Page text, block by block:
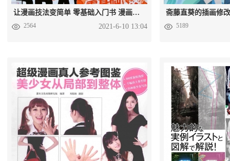
让漫画技法变简单 零基础入门书 漫画教程PDF格式百度网盘
2564 2021-6-10 13:04 5189